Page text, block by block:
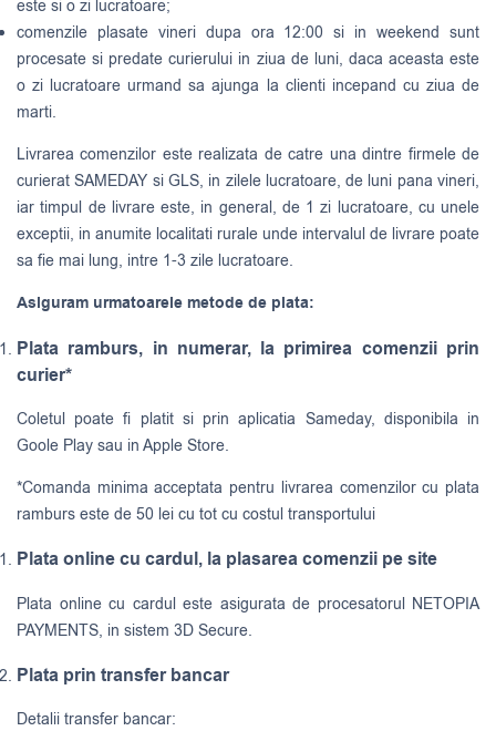
este si o zi lucratoare;
comenzile plasate vineri dupa ora 12:00 si in weekend sunt
procesate si predate curierului in ziua de luni, daca aceasta este
o zi lucratoare urmand sa ajunga la clienti incepand cu ziua de
marti.
Livrarea comenzilor este realizata de catre una dintre firmele de
curieratSAMEDAY si GLS, in zilele lucratoare, de luni pana vineri,
iar timpul de livrare este, in general, de 1 zi lucratoare, cu unele
exceptii, in anumite localitati rurale unde intervalul de livrare poate
sa fie mai lung, intre 1-3 zile lucratoare.
Asiguram urmatoarele metode de plata:
Plata ramburs, in numerar, la primirea comenzii prin
curier*
Coletul poate fi platit si prin aplicatia Sameday, disponibila in
Goole Play sau in Apple Store.
*Comanda minima acceptata pentru livrarea comenzilor cu plata
ramburs este de 50 lei cu tot cu costul transportului
Plata online cu cardul, la plasarea comenzii pe site
Plata online cu cardul este asigurata de procesatorul NETOPIA
PAYMENTS, in sistem 3D Secure.
Plata prin transfer bancar
Detalii transfer bancar: